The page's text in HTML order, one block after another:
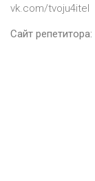
vk.com/tvoju4itel
Сайт репетитора: